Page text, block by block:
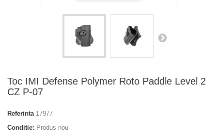
Toc IMI Defense Polymer Roto Paddle Level 2
CZ P-07
Referinta 17977
Conditie: Produs nou